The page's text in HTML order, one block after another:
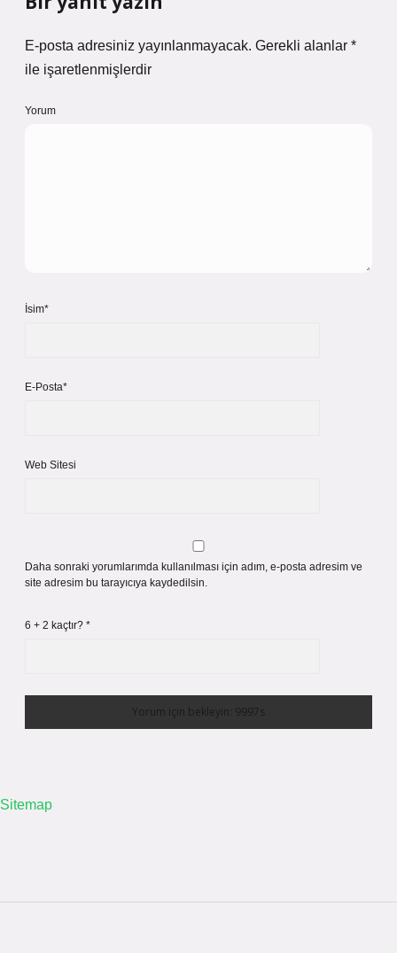
E-posta adresiniz yayınlanmayacak. Gerekli alanlar *
ile işaretlenmişlerdir
Yorum
İsim*
E-Posta*
Web Sitesi
Daha sonraki yorumlarımda kullanılması için adım, e-posta adresim ve
site adresim bu tarayıcıya kaydedilsin.
6 + 2 kaçtır? *
Sitemap